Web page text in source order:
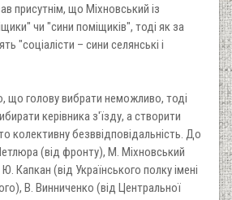
присутнім, що Міхновський із
чи "сини поміщиків", тоді як за
"соціалісти – сини селянські і
що голову вибрати неможливо, тоді
керівника з'їзду, а створити
колективну безввідповідальність. До
(від фронту), М. Міхновський
Капкан (від Українського полку імені
В. Винниченко (від Центральної